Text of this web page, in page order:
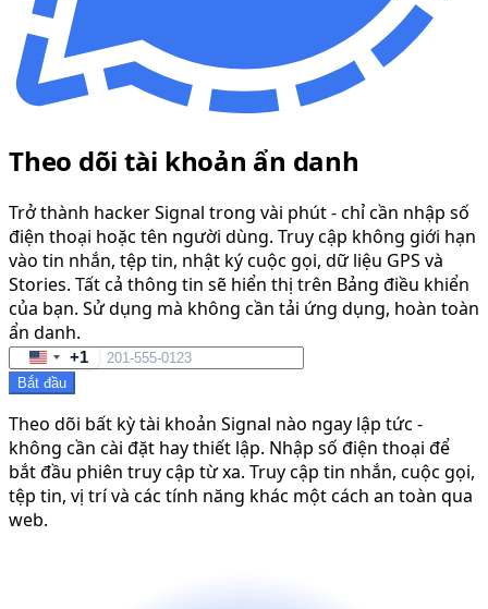
Theo dõi tài khoản ẩn danh
Trở thành hacker Signal trong vài phút - chỉ cần nhập số
điện thoại hoặc tên người dùng. Truy cập không giới hạn
vào tin nhắn, tệp tin, nhật ký cuộc gọi, dữ liệu GPS và
Stories. Tất cả thông tin sẽ hiển thị trên Bảng điều khiển
của bạn. Sử dụng mà không cần tải ứng dụng, hoàn toàn
ẩn danh.
United
States
+1
Bắt đầu
Theo dõi bất kỳ tài khoản Signal nào ngay lập tức -
không cần cài đặt hay thiết lập. Nhập số điện thoại để
bắt đầu phiên truy cập từ xa. Truy cập tin nhắn, cuộc gọi,
tệp tin, vị trí và các tính năng khác một cách an toàn qua
web.